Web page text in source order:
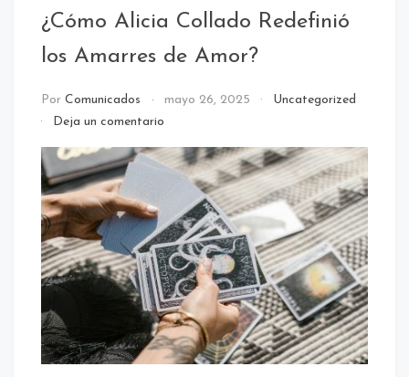
¿Cómo Alicia Collado Redefinió
los Amarres de Amor?
Por Comunicados mayo 26, 2025
Uncategorized
Deja un comentarioen
Impacto
Trayectoria:
¿Cómo
Alicia
Collado
Redefinió
los
Amarres
de
Amor?